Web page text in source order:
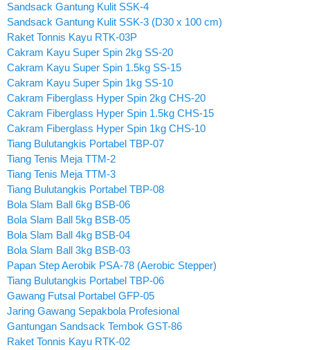
Sandsack Gantung Kulit SSK-4
Sandsack Gantung Kulit SSK-3 (D30 x 100 cm)
Raket Tonnis Kayu RTK-03P
Cakram Kayu Super Spin 2kg SS-20
Cakram Kayu Super Spin 1.5kg SS-15
Cakram Kayu Super Spin 1kg SS-10
Cakram Fiberglass Hyper Spin 2kg CHS-20
Cakram Fiberglass Hyper Spin 1.5kg CHS-15
Cakram Fiberglass Hyper Spin 1kg CHS-10
Tiang Bulutangkis Portabel TBP-07
Tiang Tenis Meja TTM-2
Tiang Tenis Meja TTM-3
Tiang Bulutangkis Portabel TBP-08
Bola Slam Ball 6kg BSB-06
Bola Slam Ball 5kg BSB-05
Bola Slam Ball 4kg BSB-04
Bola Slam Ball 3kg BSB-03
Papan Step Aerobik PSA-78 (Aerobic Stepper)
Tiang Bulutangkis Portabel TBP-06
Gawang Futsal Portabel GFP-05
Jaring Gawang Sepakbola Profesional
Gantungan Sandsack Tembok GST-86
Raket Tonnis Kayu RTK-02